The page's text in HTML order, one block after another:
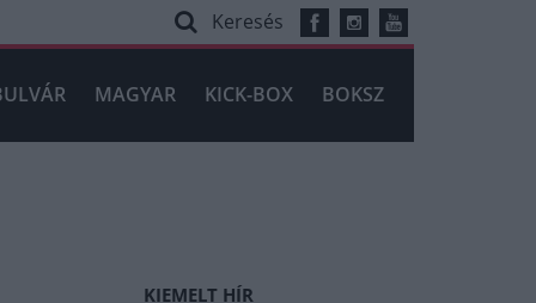
Keresés
MAGYAR KICK-BOX BOKSZ
KIEMELT HÍR